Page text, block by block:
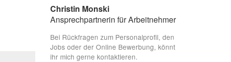
Christin Monski
Ansprechpartnerin für Arbeitnehmer
Bei Rückfragen zum Personalprofil, den
Jobs oder der Online Bewerbung, könnt
ihr mich gerne kontaktieren.